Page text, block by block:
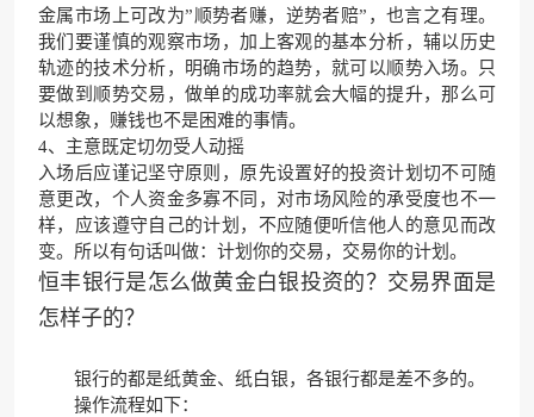
金属市场上可改为”顺势者赚，逆势者赔”，也言之有理。
我们要谨慎的观察市场，加上客观的基本分析，辅以历史
轨迹的技术分析，明确市场的趋势，就可以顺势入场。只
要做到顺势交易，做单的成功率就会大幅的提升，那么可
以想象，赚钱也不是困难的事情。
4、主意既定切勿受人动摇
入场后应谨记坚守原则，原先设置好的投资计划切不可随
意更改，个人资金多寡不同，对市场风险的承受度也不一
样，应该遵守自己的计划，不应随便听信他人的意见而改
变。所以有句话叫做：计划你的交易，交易你的计划。
恒丰银行是怎么做黄金白银投资的？交易界面是
怎样子的？
银行的都是纸黄金、纸白银，各银行都是差不多的。
操作流程如下：